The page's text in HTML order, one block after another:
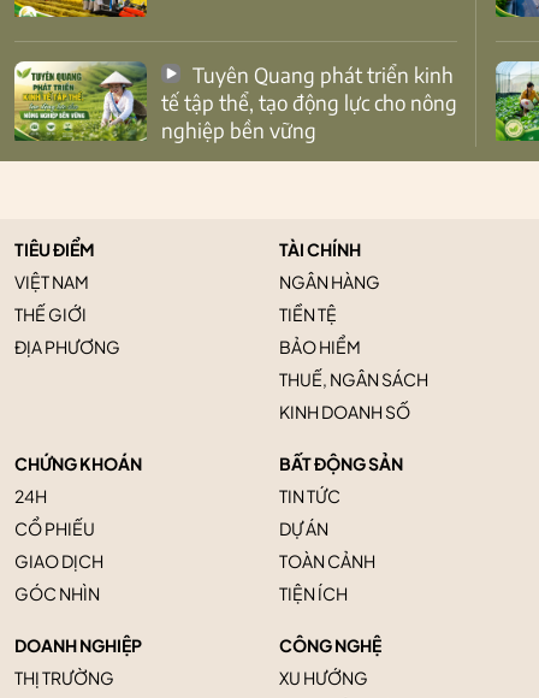
tế tập thể, tạo động lực cho nông
nghiệp bền vững
TIÊU ĐIỂM
VIỆT NAM
THẾ GIỚI
ĐỊA PHƯƠNG
TÀI CHÍNH
NGÂN HÀNG
TIỀN TỆ
BẢO HIỂM
THUẾ, NGÂN SÁCH
KINH DOANH SỐ
CHỨNG KHOÁN
24H
CỔ PHIẾU
GIAO DỊCH
GÓC NHÌN
BẤT ĐỘNG SẢN
TIN TỨC
DỰ ÁN
TOÀN CẢNH
TIỆN ÍCH
DOANH NGHIỆP
THỊ TRƯỜNG
CÔNG NGHỆ
XU HƯỚNG